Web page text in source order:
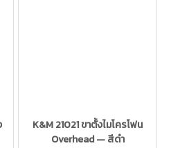
K&M 21021 ขาตั้งไมโครโฟน
Overhead — สีดำ